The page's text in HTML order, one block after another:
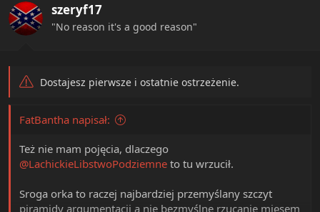
o
n
s
szeryf17
"No reason it's a good reason"
Dostajesz pierwsze i ostatnie ostrzeżenie.
FatBantha napisał:
Też nie mam pojęcia, dlaczego
@LachickieLibstwoPodziemne to tu wrzucił.
Sroga orka to raczej najbardziej przemyślany szczyt
piramidy argumentacji a nie bezmyślne rzucanie mięsem